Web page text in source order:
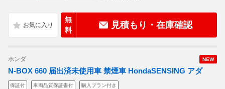
無
料
見積もり・在庫確認
NEW
ホンダ
N-BOX 660 届出済未使用車 禁煙車 HondaSENSING アダ
保証付 車両品質保証書付 購入プラン付き